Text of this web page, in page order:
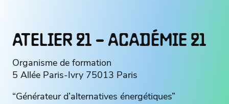
ATELIER 21 – ACADÉMIE 21
Organisme de formation
5 Allée Paris-Ivry 75013 Paris
“Générateur d’alternatives énergétiques”